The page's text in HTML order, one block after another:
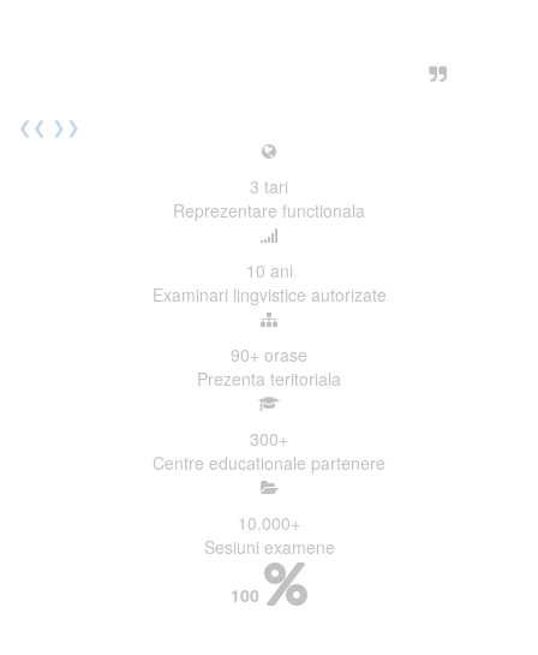
❮❮ ❯❯
3 tari
Reprezentare functionala
10 ani
Examinari lingvistice autorizate
90+ orase
Prezenta teritoriala
300+
Centre educationale partenere
10.000+
Sesiuni examene
100